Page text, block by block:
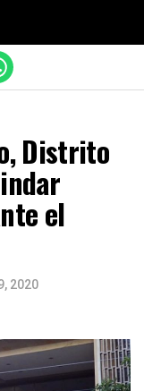
Distrito
el
2020